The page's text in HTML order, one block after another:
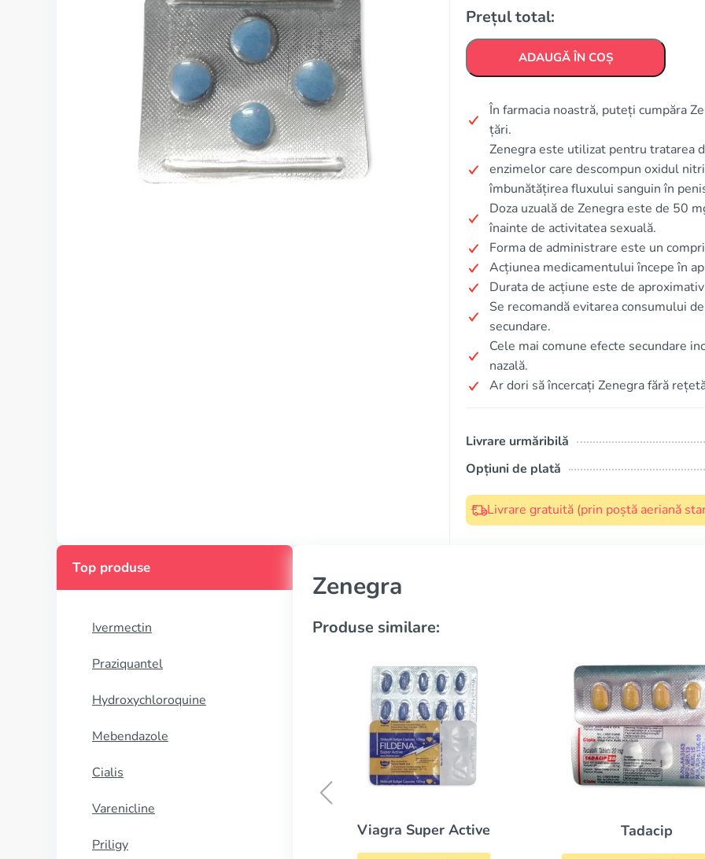
Prețul total:
ADAUGĂ ÎN COȘ
În farmacia noastră, puteți cumpăra
țări.
Zenegra este utilizat pentru tratarea
enzimelor care descompun oxidul
îmbunătățirea fluxului sanguin în
Doza uzuală de Zenegra este de 50
înainte de activitatea sexuală.
Forma de administrare este un
Acțiunea medicamentului începe în
Durata de acțiune este de
Se recomandă evitarea consumului
secundare.
Cele mai comune efecte secundare
nazală.
Ar dori să încercați Zenegra fără
Livrare urmăribilă
Opțiuni de plată
Livrare gratuită (prin poștă aeriană
Top produse
Ivermectin
Praziquantel
Hydroxychloroquine
Mebendazole
Cialis
Varenicline
Priligy
Zenegra
Produse similare:
Tadacip Cialis Super